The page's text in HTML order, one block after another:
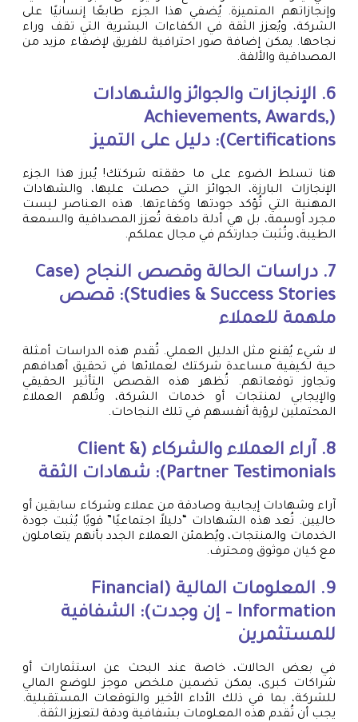
وإنجازاتهم المتميزة. يُضفي هذا الجزء طابعًا إنسانيًا على
الشركة، ويُعزز الثقة في الكفاءات البشرية التي تقف وراء
نجاحها. يمكن إضافة صور احترافية للفريق لإضفاء مزيد من
المصداقية والألفة.
6. الإنجازات والجوائز والشهادات
(Achievements, Awards,
Certifications): دليل على التميز
هنا تسلط الضوء على ما حققته شركتك! يُبرز هذا الجزء
الإنجازات البارزة، الجوائز التي حصلت عليها، والشهادات
المهنية التي تُؤكد جودتها وكفاءتها. هذه العناصر ليست
مجرد أوسمة، بل هي أدلة دامغة تُعزز المصداقية والسمعة
الطيبة، وتُثبت جدارتكم في مجال عملكم.
7. دراسات الحالة وقصص النجاح (Case
Studies & Success Stories): قصص
ملهمة للعملاء
لا شيء يُقنع مثل الدليل العملي. تُقدم هذه الدراسات أمثلة
حية لكيفية مساعدة شركتك لعملائها في تحقيق أهدافهم
وتجاوز توقعاتهم. تُظهر هذه القصص التأثير الحقيقي
والإيجابي لمنتجات أو خدمات الشركة، وتُلهم العملاء
المحتملين لرؤية أنفسهم في تلك النجاحات.
8. آراء العملاء والشركاء (Client &
Partner Testimonials): شهادات الثقة
آراء وشهادات إيجابية وصادقة من عملاء وشركاء سابقين أو
حاليين. تُعد هذه الشهادات “دليلاً اجتماعيًا” قويًا يُثبت جودة
الخدمات والمنتجات، ويُطمئن العملاء الجدد بأنهم يتعاملون
مع كيان موثوق ومحترف.
9. المعلومات المالية (Financial
Information – إن وجدت): الشفافية
للمستثمرين
في بعض الحالات، خاصة عند البحث عن استثمارات أو
شراكات كبرى، يمكن تضمين ملخص موجز للوضع المالي
للشركة، بما في ذلك الأداء الأخير والتوقعات المستقبلية.
يجب أن تُقدم هذه المعلومات بشفافية ودقة لتعزيز الثقة.